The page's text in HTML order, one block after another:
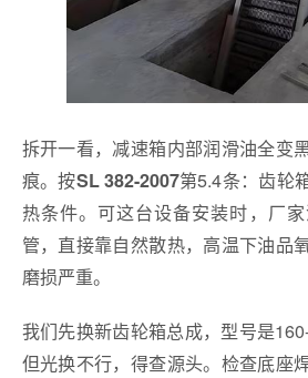
拆开一看，减速箱内部润滑油全变
痕。按SL 382-2007第5.4条：齿轮
热条件。可这台设备安装时，厂
管，直接靠自然散热，高温下油品
磨损严重。
我们先换新齿轮箱总成，型号是
但光换不行，得查源头。检查底座